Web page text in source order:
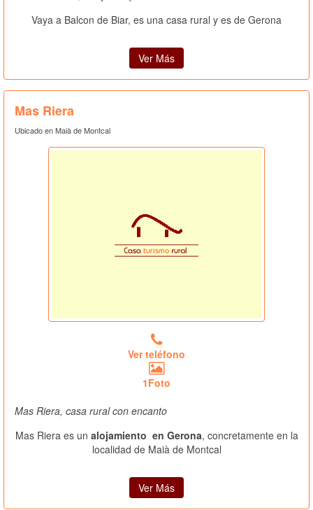
Vaya a Balcon de Biar, es una casa rural y es de Gerona
Ver Más
Mas Riera
Ubicado en Maià de Montcal
Ver teléfono
1Foto
Mas Riera, casa rural con encanto
Mas Riera es un alojamiento en Gerona, concretamente en la
localidad de Maià de Montcal
Ver Más